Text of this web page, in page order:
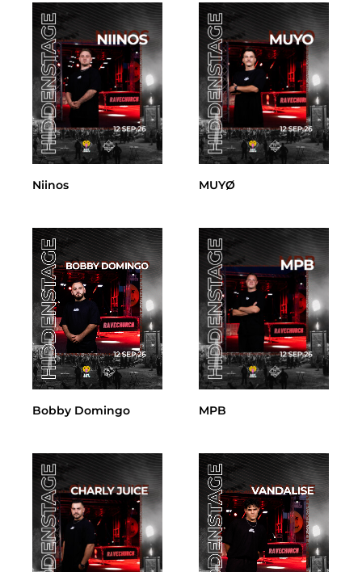
Niinos MUYØ
Bobby Domingo MPB